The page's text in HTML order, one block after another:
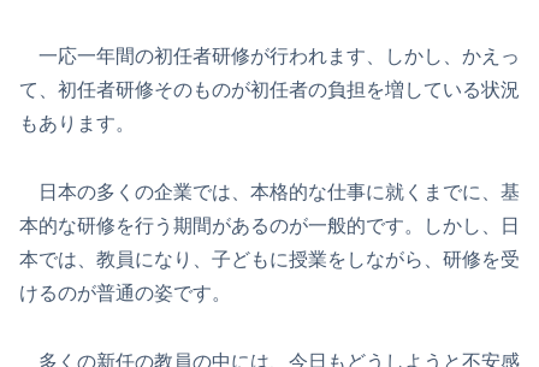
一応一年間の初任者研修が行われます、しかし、かえっ
て、初任者研修そのものが初任者の負担を増している状況
もあります。
日本の多くの企業では、本格的な仕事に就くまでに、基
本的な研修を行う期間があるのが一般的です。しかし、日
本では、教員になり、子どもに授業をしながら、研修を受
けるのが普通の姿です。
多くの新任の教員の中には、今日もどうしようと不安感